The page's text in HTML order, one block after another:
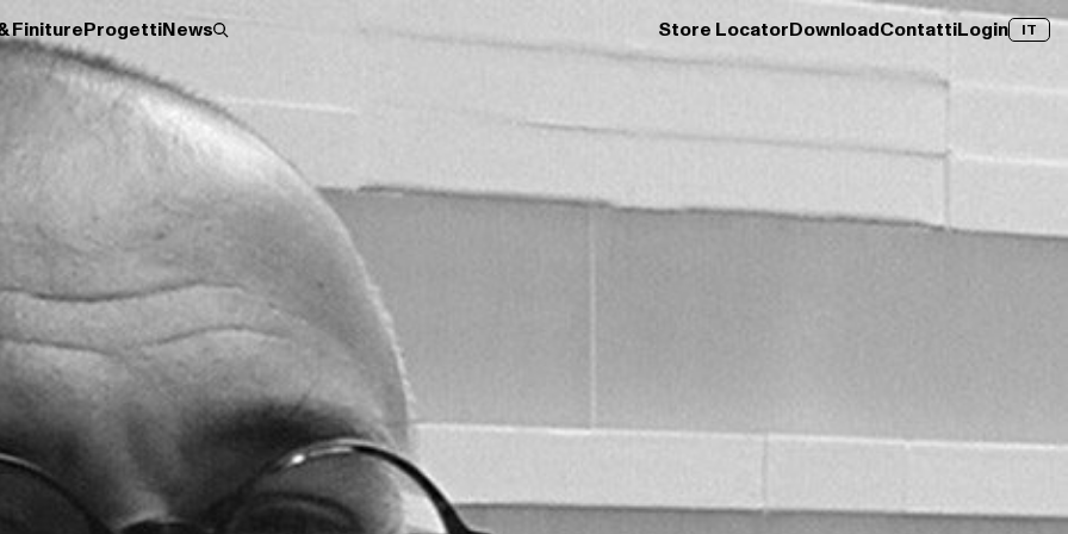
FinitureProgettiNews Store LocatorDownloadContattiLogin IT